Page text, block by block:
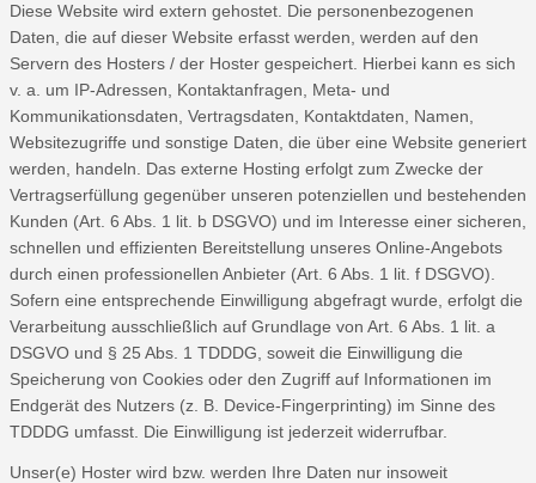
Diese Website wird extern gehostet. Die personenbezogenen
Daten, die auf dieser Website erfasst werden, werden auf den
Servern des Hosters / der Hoster gespeichert. Hierbei kann es sich
v. a. um IP-Adressen, Kontaktanfragen, Meta- und
Kommunikationsdaten, Vertragsdaten, Kontaktdaten, Namen,
Websitezugriffe und sonstige Daten, die über eine Website generiert
werden, handeln. Das externe Hosting erfolgt zum Zwecke der
Vertragserfüllung gegenüber unseren potenziellen und bestehenden
Kunden (Art. 6 Abs. 1 lit. b DSGVO) und im Interesse einer sicheren,
schnellen und effizienten Bereitstellung unseres Online-Angebots
durch einen professionellen Anbieter (Art. 6 Abs. 1 lit. f DSGVO).
Sofern eine entsprechende Einwilligung abgefragt wurde, erfolgt die
Verarbeitung ausschließlich auf Grundlage von Art. 6 Abs. 1 lit. a
DSGVO und § 25 Abs. 1 TDDDG, soweit die Einwilligung die
Speicherung von Cookies oder den Zugriff auf Informationen im
Endgerät des Nutzers (z. B. Device-Fingerprinting) im Sinne des
TDDDG umfasst. Die Einwilligung ist jederzeit widerrufbar.
Unser(e) Hoster wird bzw. werden Ihre Daten nur insoweit